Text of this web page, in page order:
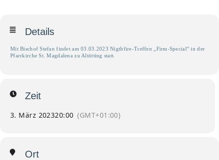
Details
Mit Bischof Stefan findet am 03.03.2023 Nigthfire-Treffen „Firm-Special“ in der
Pfarrkirche St. Magdalena zu Altötting statt.
Zeit
3. März 202320:00 (GMT+01:00)
Ort